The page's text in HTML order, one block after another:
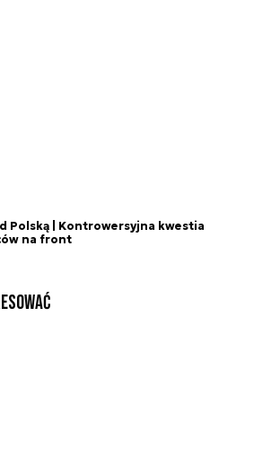
Polską | Kontrowersyjna kwestia
na front